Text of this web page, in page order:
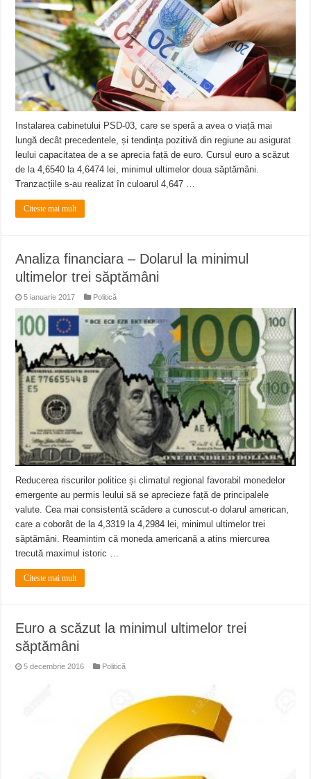
Instalarea cabinetului PSD-03, care se speră a avea o viață mai
lungă decât precedentele, și tendința pozitivă din regiune au asigurat
leului capacitatea de a se aprecia față de euro. Cursul euro a scăzut
de la 4,6540 la 4,6474 lei, minimul ultimelor doua săptămâni.
Tranzacțiile s-au realizat în culoarul 4,647 …
Citeste mai mult
Analiza financiara – Dolarul la minimul
ultimelor trei săptămâni
5 ianuarie 2017 Politică
Reducerea riscurilor politice și climatul regional favorabil monedelor
emergente au permis leului să se aprecieze față de principalele
valute. Cea mai consistentă scădere a cunoscut-o dolarul american,
care a coborât de la 4,3319 la 4,2984 lei, minimul ultimelor trei
săptămâni. Reamintim că moneda americană a atins miercurea
trecută maximul istoric …
Citeste mai mult
Euro a scăzut la minimul ultimelor trei
săptămâni
5 decembrie 2016 Politică